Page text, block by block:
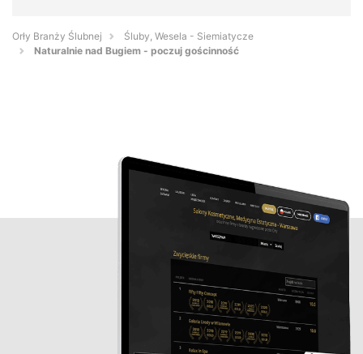
Orły Branży Ślubnej
Śluby, Wesela - Siemiatycze
Naturalnie nad Bugiem - poczuj gościnność